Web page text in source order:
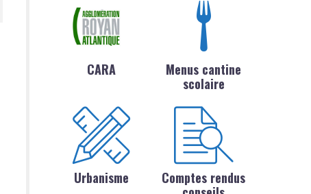
CARA
Menus cantine
scolaire
Urbanisme
Comptes rendus